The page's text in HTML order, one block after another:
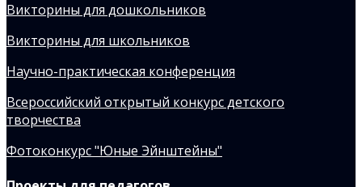
Викторины для дошкольников
Викторины для школьников
Научно-практическая конференция
Всероссийский открытый конкурс детского
творчества
Фотоконкурс "Юные Эйнштейны"